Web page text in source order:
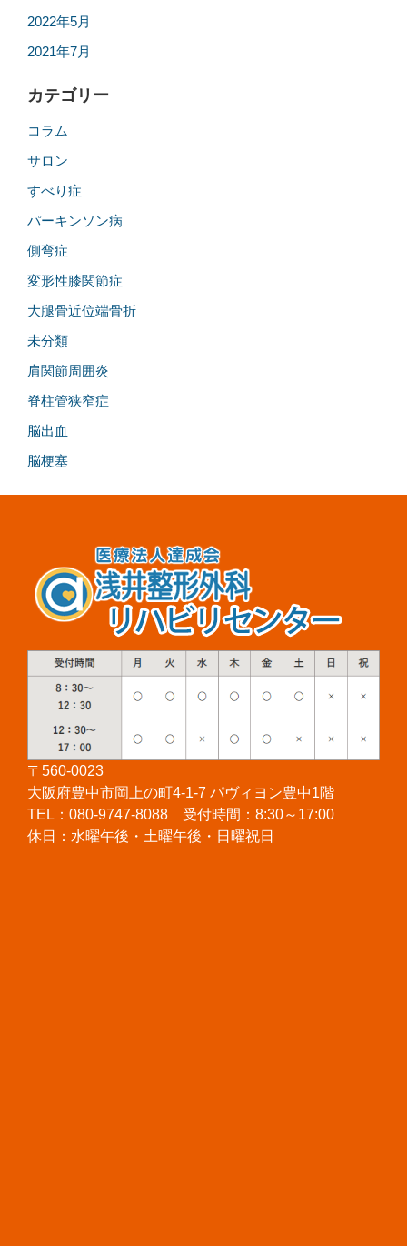
2022年5月
2021年7月
カテゴリー
コラム
サロン
すべり症
パーキンソン病
側弯症
変形性膝関節症
大腿骨近位端骨折
未分類
肩関節周囲炎
脊柱管狭窄症
脳出血
脳梗塞
〒560-0023
大阪府豊中市岡上の町4-1-7 パヴィヨン豊中1階
TEL：080-9747-8088 受付時間：8:30～17:00
休日：水曜午後・土曜午後・日曜祝日